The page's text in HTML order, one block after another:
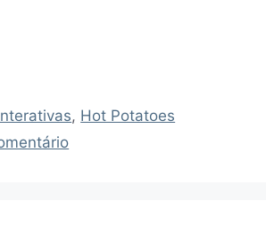
, Hot Potatoes